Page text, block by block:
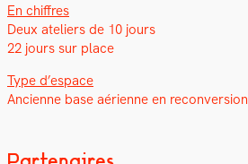
En chiffres
Deux ate­liers de 10 jours
22 jours sur place
Type d’e­space
Anci­enne base aéri­enne en recon­ver­sion